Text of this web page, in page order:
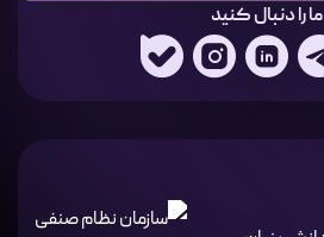
ما را دنبال کنید